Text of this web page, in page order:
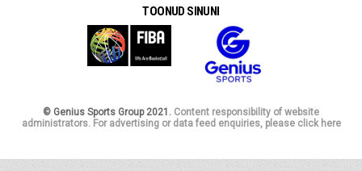
TOONUD SINUNI
© Genius Sports Group 2021. Content responsibility of website
administrators. For advertising or data feed enquiries, please click here